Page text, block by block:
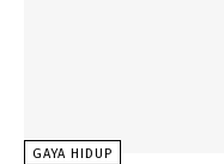
GAYA HIDUP